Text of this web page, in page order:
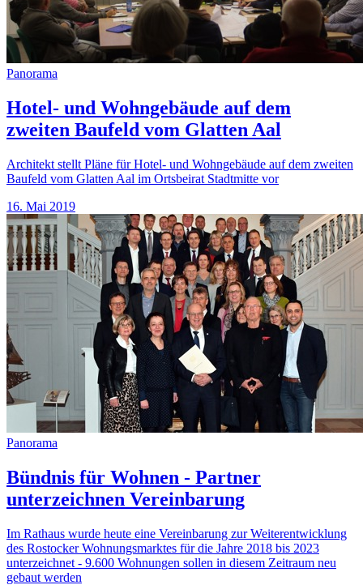
Panorama
Hotel- und Wohngebäude auf dem
zweiten Baufeld vom Glatten Aal
Architekt stellt Pläne für Hotel- und Wohngebäude auf dem zweiten
Baufeld vom Glatten Aal im Ortsbeirat Stadtmitte vor
16. Mai 2019
Panorama
Bündnis für Wohnen - Partner
unterzeichnen Vereinbarung
Im Rathaus wurde heute eine Vereinbarung zur Weiterentwicklung
des Rostocker Wohnungsmarktes für die Jahre 2018 bis 2023
unterzeichnet - 9.600 Wohnungen sollen in diesem Zeitraum neu
gebaut werden